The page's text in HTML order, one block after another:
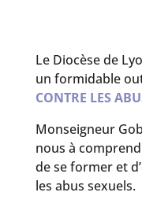
Le Diocèse de
un formidable
CONTRE LES
Monseigneur
nous à
de se former et
les abus sexuels.